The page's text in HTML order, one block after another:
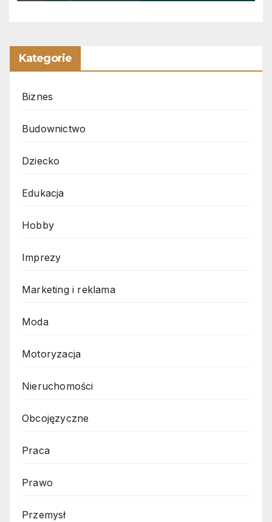
Kategorie
Biznes
Budownictwo
Dziecko
Edukacja
Hobby
Imprezy
Marketing i reklama
Moda
Motoryzacja
Nieruchomości
Obcojęzyczne
Praca
Prawo
Przemysł